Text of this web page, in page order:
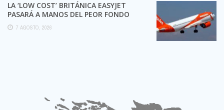
LA ‘LOW COST’ BRITÁNICA EASYJET
PASARÁ A MANOS DEL PEOR FONDO
POSIBLE:
7 AGOSTO, 2026